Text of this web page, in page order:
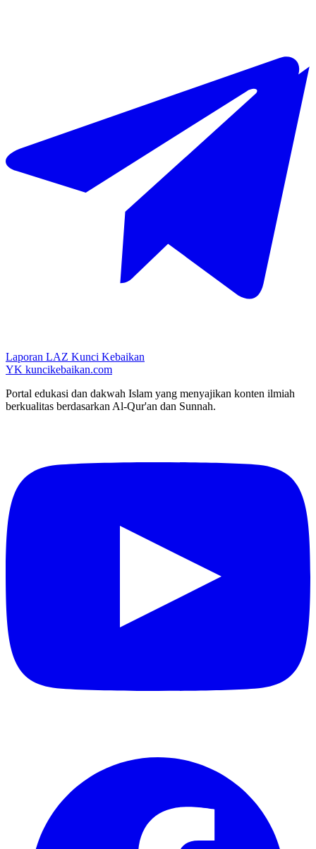
Laporan LAZ Kunci Kebaikan
YK kuncikebaikan.com
Portal edukasi dan dakwah Islam yang menyajikan konten ilmiah
berkualitas berdasarkan Al-Qur'an dan Sunnah.